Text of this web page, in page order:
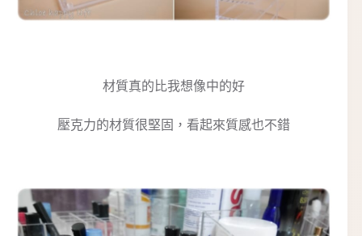
材質真的比我想像中的好
壓克力的材質很堅固，看起來質感也不錯